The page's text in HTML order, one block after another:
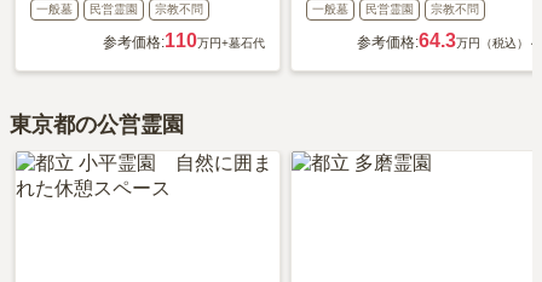
一般墓 民営霊園 宗教不問
参考価格:110万円+墓石代
一般墓 民営霊園 宗教不問
参考価格:64.3万円（税込）～
東京都の公営霊園